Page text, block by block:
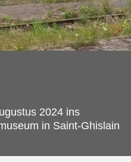
2024 ins
in Saint-Ghislain